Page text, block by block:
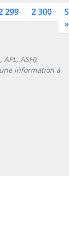
299 2 300
»
ASH).
information à